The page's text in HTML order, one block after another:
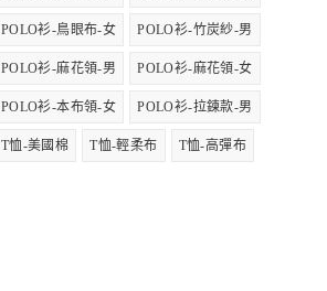
POLO衫-鳥眼布-女 POLO衫-竹炭紗-男
POLO衫-麻花領-男 POLO衫-麻花領-女
POLO衫-本布領-女 POLO衫-拉鍊款-男
T恤-美國棉 T恤-輕柔布 T恤-高彈布